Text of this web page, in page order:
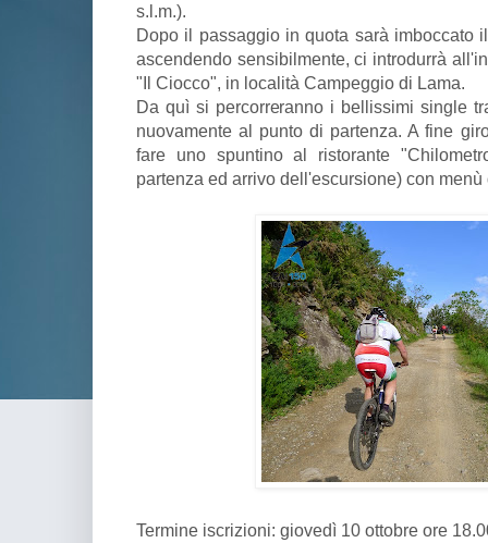
s.l.m.).
Dopo il passaggio in quota sarà imboccato
ascendendo sensibilmente, ci introdurrà
"Il Ciocco", in località Campeggio di Lama.
Da quì si percorreranno i bellissimi single
nuovamente al punto di partenza. A fine
fare uno spuntino al ristorante
partenza ed arrivo dell'escursione) con menù
Termine iscrizioni: giovedì 10 ottobre ore